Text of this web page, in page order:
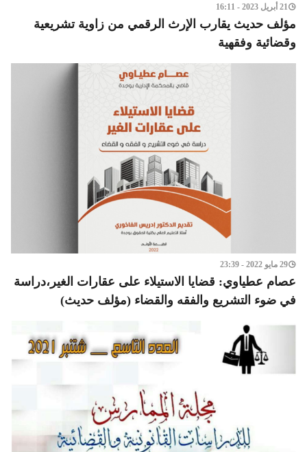
21 أبريل 2023 - 16:11
مؤلف حديث يقارب الإرث الرقمي من زاوية تشريعية
وقضائية وفقهية
29 مايو 2022 - 23:39
عصام عطياوي: قضايا الاستيلاء على عقارات الغير،دراسة
في ضوء التشريع والفقه والقضاء (مؤلف حديث)